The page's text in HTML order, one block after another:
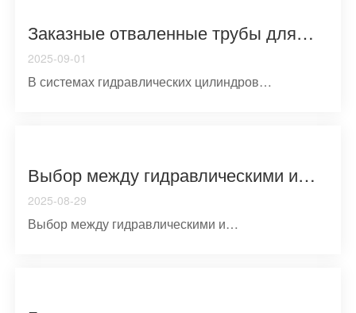
Заказные отваленные трубы для гидравлических цилиндров Ключевые преимущества конструкции Производство и промышленное применение
2025-09-01
В системах гидравлических цилиндров
Выбор между гидравлическими и пневматическими системами: техническое сравнение для промышленного применения
2025-08-29
Выбор между гидравлическими и